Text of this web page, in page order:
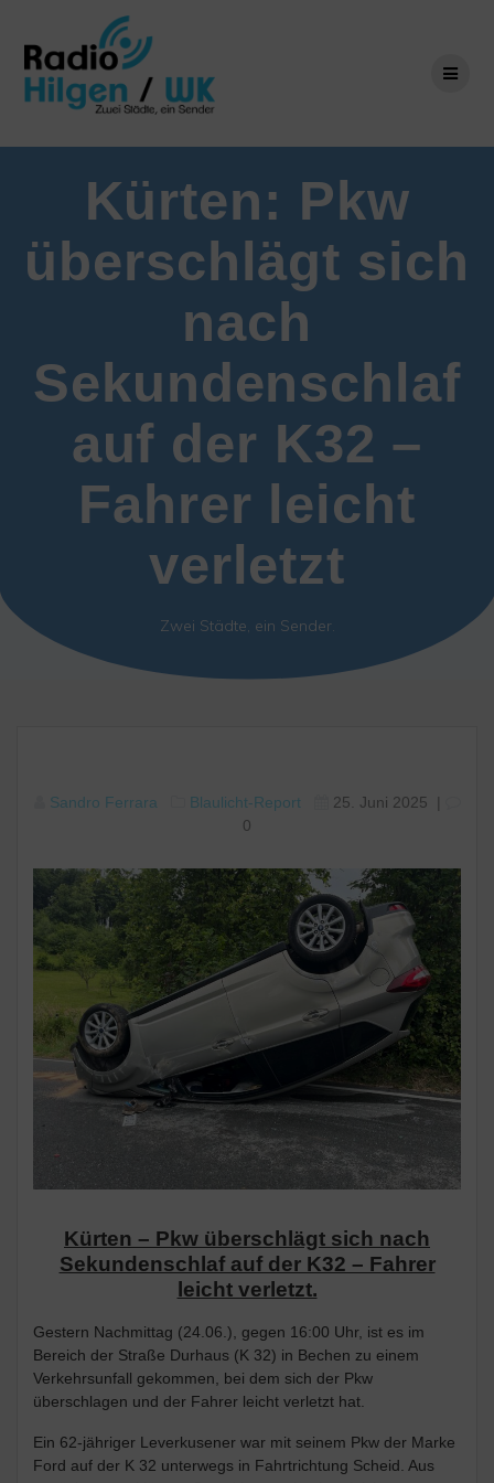
springen
Kürten: Pkw
überschlägt sich
nach
Sekundenschlaf
auf der K32 –
Fahrer leicht
verletzt
Zwei Städte, ein Sender.
Sandro Ferrara Blaulicht-Report 25. Juni 2025 |
0
Kürten – Pkw überschlägt sich nach
Sekundenschlaf auf der K32 – Fahrer
leicht verletzt.
Gestern Nachmittag (24.06.), gegen 16:00 Uhr, ist es im
Bereich der Straße Durhaus (K 32) in Bechen zu einem
Verkehrsunfall gekommen, bei dem sich der Pkw
überschlagen und der Fahrer leicht verletzt hat.
Ein 62-jähriger Leverkusener war mit seinem Pkw der Marke
Ford auf der K 32 unterwegs in Fahrtrichtung Scheid. Aus